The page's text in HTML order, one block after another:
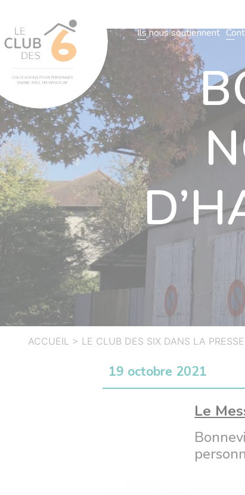
Ils nous soutiennent
Notre organisation Nos villas
ACCUEIL > LE CLUB DES SIX DANS LA PRESSE
19 octobre 2021
Le